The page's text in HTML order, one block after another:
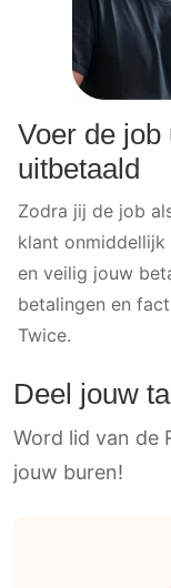
Voer de job
uitbetaald
Zodra jij de job
klant
en veilig jouw
betalingen en
Twice.
Deel jouw
Word lid van de
jouw buren!